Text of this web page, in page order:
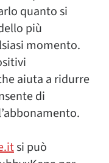
quanto si
più
momento.
aiuta a ridurre
di
si può